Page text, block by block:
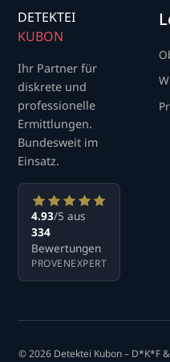
DETEKTEI
KUBON
Ihr Partner für
diskrete und
professionelle
Ermittlungen.
Bundesweit im
Einsatz.
4.93/5 aus
334
Bewertungen
PROVENEXPERT
© 2026 Detektei Kubon – D*K*F